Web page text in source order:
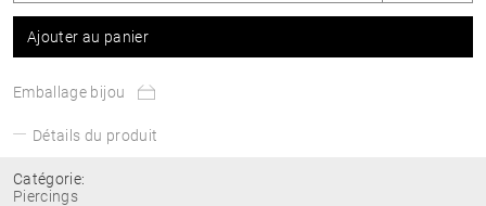
Ajouter au panier
Emballage bijou
Détails du produit
Catégorie:
Piercings